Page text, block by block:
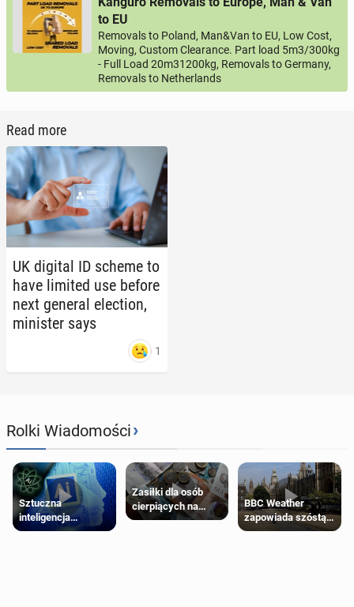
to EU
Removals to Poland, Man&Van to EU, Low Cost,
Moving, Custom Clearance. Part load 5m3/300kg
- Full Load 20m31200kg, Removals to Germany,
Removals to Netherlands
Read more
UK digital ID scheme to
have limited use before
next general elec­tion,
min­is­ter says
1
Rolki Wiadomości›
Sztuczna
inteligencja
próbowała oszukać
Zasiłki dla osób
cierpiących na
schorzenia
BBC Weather
zapowiada szóstą
falę upałów w